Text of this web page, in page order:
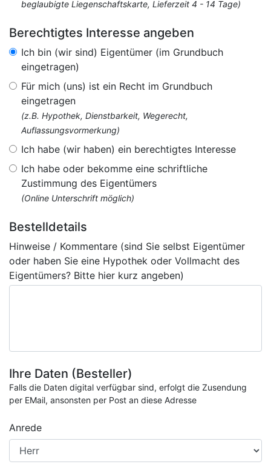
beglaubigte Liegenschaftskarte, Lieferzeit 4 - 14 Tage)
Berechtigtes Interesse angeben
Ich bin (wir sind) Eigentümer (im Grundbuch
eingetragen)
Für mich (uns) ist ein Recht im Grundbuch
eingetragen
(z.B. Hypothek, Dienstbarkeit, Wegerecht,
Auflassungsvormerkung)
Ich habe (wir haben) ein berechtigtes Interesse
Ich habe oder bekomme eine schriftliche
Zustimmung des Eigentümers
(Online Unterschrift möglich)
Bestelldetails
Hinweise / Kommentare (sind Sie selbst Eigentümer
oder haben Sie eine Hypothek oder Vollmacht des
Eigentümers? Bitte hier kurz angeben)
Ihre Daten (Besteller)
Falls die Daten digital verfügbar sind, erfolgt die Zusendung
per EMail, ansonsten per Post an diese Adresse
Anrede